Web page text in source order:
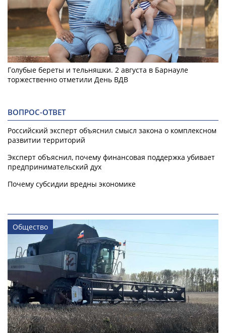
Голубые береты и тельняшки. 2 августа в Барнауле
торжественно отметили День ВДВ
ВОПРОС-ОТВЕТ
Российский эксперт объяснил смысл закона о комплексном
развитии территорий
Эксперт объяснил, почему финансовая поддержка убивает
предпринимательский дух
Почему субсидии вредны экономике
Общество